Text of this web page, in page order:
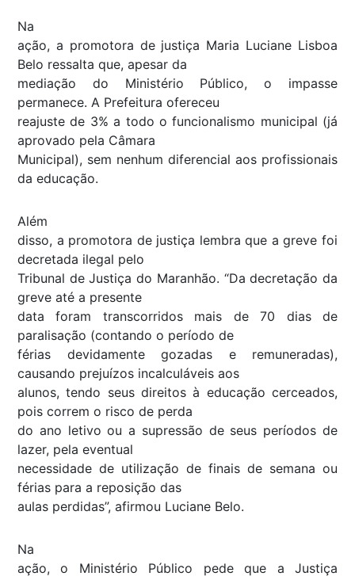
Na
ação, a promotora de justiça Maria Luciane Lisboa
Belo ressalta que, apesar da
mediação do Ministério Público, o impasse
permanece. A Prefeitura ofereceu
reajuste de 3% a todo o funcionalismo municipal (já
aprovado pela Câmara
Municipal), sem nenhum diferencial aos profissionais
da educação.
Além
disso, a promotora de justiça lembra que a greve foi
decretada ilegal pelo
Tribunal de Justiça do Maranhão. “Da decretação da
greve até a presente
data foram transcorridos mais de 70 dias de
paralisação (contando o período de
férias devidamente gozadas e remuneradas),
causando prejuízos incalculáveis aos
alunos, tendo seus direitos à educação cerceados,
pois correm o risco de perda
do ano letivo ou a supressão de seus períodos de
lazer, pela eventual
necessidade de utilização de finais de semana ou
férias para a reposição das
aulas perdidas”, afirmou Luciane Belo.
Na
ação, o Ministério Público pede que a Justiça